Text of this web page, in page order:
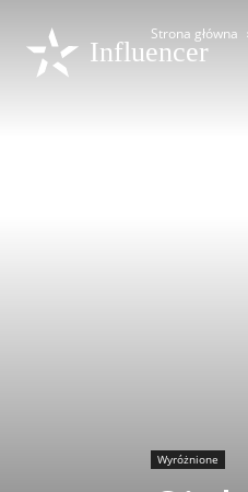
Influencer
Strona główna
Wyróżnione